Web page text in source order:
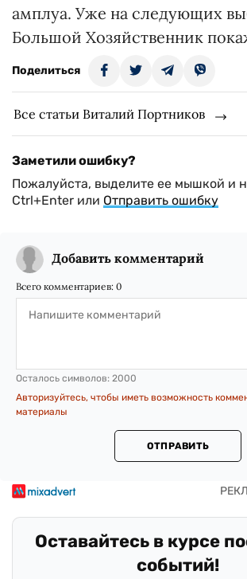
амплуа. Уже на следующих
Большой Хозяйственник
Поделиться
Все статьи Виталий Портников
Заметили ошибку?
Пожалуйста, выделите ее мышкой и
Ctrl+Enter или Отправить ошибку
Добавить комментарий
Всего комментариев: 0
Осталось символов: 2000
Авторизуйтесь, чтобы иметь возможность
материалы
ОТПРАВИТЬ
Оставайтесь в курсе
событий!